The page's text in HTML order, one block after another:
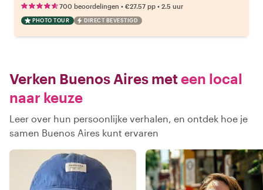
700 beoordelingen • €27.57 pp • 2.5 uur
PHOTO TOUR DIRECT BEVESTIGD
Verken Buenos Aires meteen local
naar keuze
Leer over hun persoonlijke verhalen, en ontdek hoe je
samen Buenos Aires kunt ervaren